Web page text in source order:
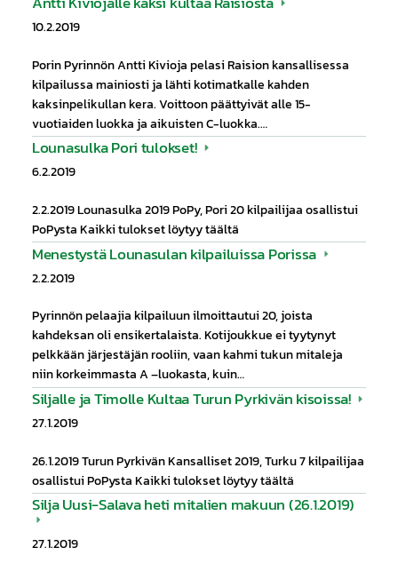
10.2.2019
Porin Pyrinnön Antti Kivioja pelasi Raision kansallisessa
kilpailussa mainiosti ja lähti kotimatkalle kahden
kaksinpelikullan kera. Voittoon päättyivät alle 15-
vuotiaiden luokka ja aikuisten C-luokka.…
Lounasulka Pori tulokset!
6.2.2019
2.2.2019 Lounasulka 2019 PoPy, Pori 20 kilpailijaa osallistui
PoPysta Kaikki tulokset löytyy täältä
Menestystä Lounasulan kilpailuissa Porissa
2.2.2019
Pyrinnön pelaajia kilpailuun ilmoittautui 20, joista
kahdeksan oli ensikertalaista. Kotijoukkue ei tyytynyt
pelkkään järjestäjän rooliin, vaan kahmi tukun mitaleja
niin korkeimmasta A –luokasta, kuin…
Siljalle ja Timolle Kultaa Turun Pyrkivän kisoissa!
27.1.2019
26.1.2019 Turun Pyrkivän Kansalliset 2019, Turku 7 kilpailijaa
osallistui PoPysta Kaikki tulokset löytyy täältä
Silja Uusi-Salava heti mitalien makuun (26.1.2019)
27.1.2019